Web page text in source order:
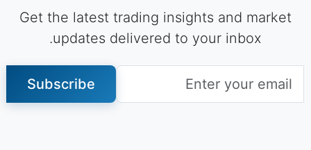
Get the latest trading insights and market
updates delivered to your inbox.
Subscribe